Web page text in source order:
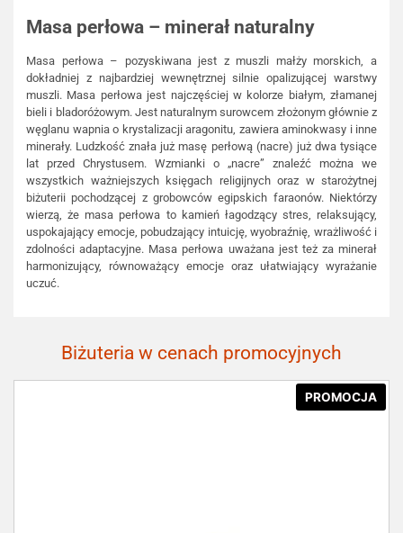
Masa perłowa – minerał naturalny
Masa perłowa – pozyskiwana jest z muszli małży morskich, a
dokładniej z najbardziej wewnętrznej silnie opalizującej warstwy
muszli. Masa perłowa jest najczęściej w kolorze białym, złamanej
bieli i bladoróżowym. Jest naturalnym surowcem złożonym głównie z
węglanu wapnia o krystalizacji aragonitu, zawiera aminokwasy i inne
minerały. Ludzkość znała już masę perłową (nacre) już dwa tysiące
lat przed Chrystusem. Wzmianki o „nacre” znaleźć można we
wszystkich ważniejszych księgach religijnych oraz w starożytnej
biżuterii pochodzącej z grobowców egipskich faraonów. Niektórzy
wierzą, że masa perłowa to kamień łagodzący stres, relaksujący,
uspokajający emocje, pobudzający intuicję, wyobraźnię, wrażliwość i
zdolności adaptacyjne. Masa perłowa uważana jest też za minerał
harmonizujący, równoważący emocje oraz ułatwiający wyrażanie
uczuć.
Biżuteria w cenach promocyjnych
PROMOCJA